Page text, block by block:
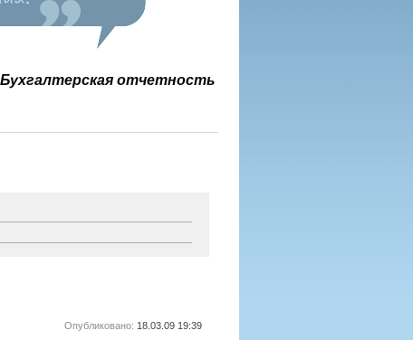
Бухгалтерская отчетность
Опубликовано: 18.03.09 19:39